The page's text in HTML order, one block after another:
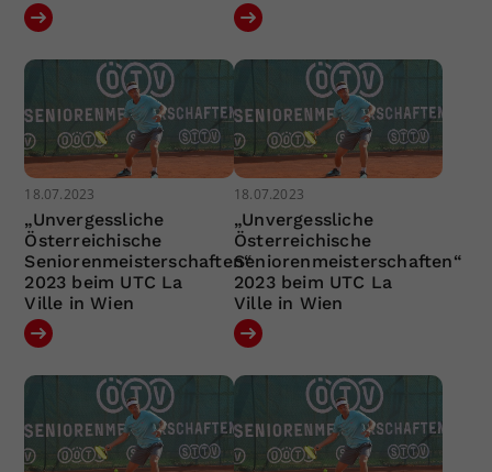
18.07.2023
„Unvergessliche
Österreichische
Seniorenmeisterschaften“
2023 beim UTC La
Ville in Wien
18.07.2023
„Unvergessliche
Österreichische
Seniorenmeisterschaften“
2023 beim UTC La
Ville in Wien